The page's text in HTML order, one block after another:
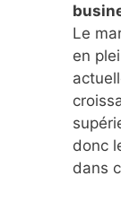
Le
en
donc
dans